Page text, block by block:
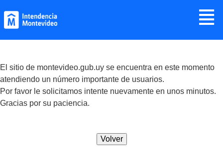
≣
El sitio de montevideo.gub.uy se encuentra en este momento
atendiendo un número importante de usuarios.
Por favor le solicitamos intente nuevamente en unos minutos.
Gracias por su paciencia.
Volver